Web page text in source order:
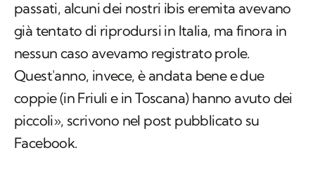
passati, alcuni dei nostri ibis eremita avevano
già tentato di riprodursi in Italia, ma finora in
nessun caso avevamo registrato prole.
Quest'anno, invece, è andata bene e due
coppie (in Friuli e in Toscana) hanno avuto dei
piccoli», scrivono nel post pubblicato su
Facebook.